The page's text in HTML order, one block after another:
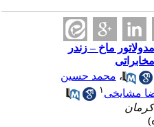
ماخ – زندر
،محمد حسین
مشایخی